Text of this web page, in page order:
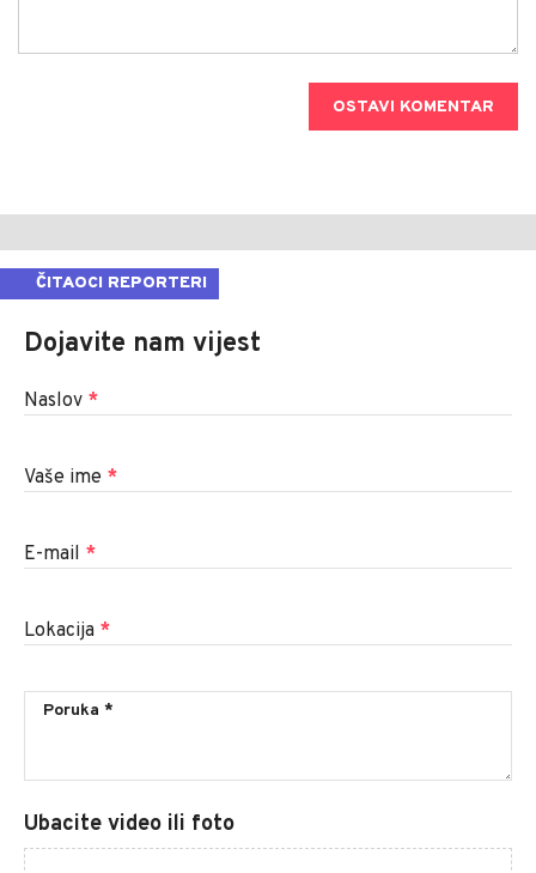
OSTAVI KOMENTAR
ČITAOCI REPORTERI
Dojavite nam vijest
Naslov *
Vaše ime *
E-mail *
Lokacija *
Ubacite video ili foto